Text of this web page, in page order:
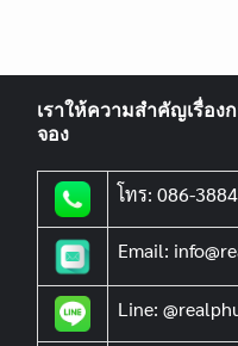
เราให้ความสำคัญเรื่อ
จอง
โทร: 086-
Email:
Line: